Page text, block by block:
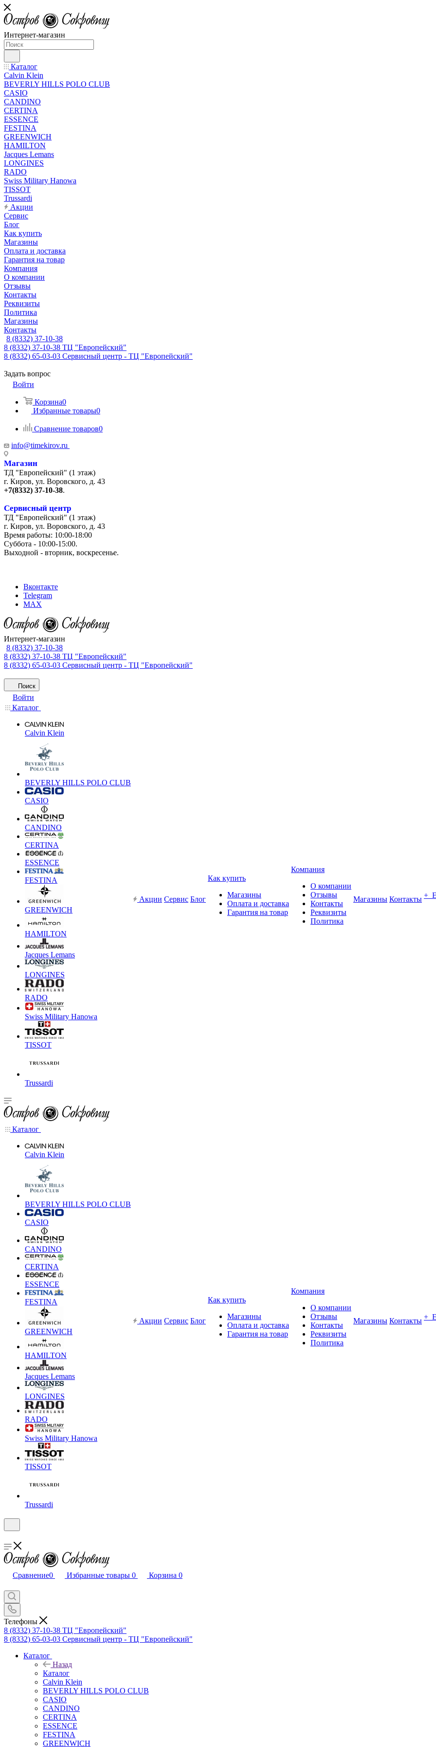
Интернет-магазин
Каталог
Calvin Klein
BEVERLY HILLS POLO CLUB
CASIO
CANDINO
CERTINA
ESSENCE
FESTINA
GREENWICH
HAMILTON
Jacques Lemans
LONGINES
RADO
Swiss Military Hanowa
TISSOT
Trussardi
Акции
Сервис
Блог
Как купить
Магазины
Оплата и доставка
Гарантия на товар
Компания
О компании
Отзывы
Контакты
Реквизиты
Политика
Магазины
Контакты
8 (8332) 37-10-38
8 (8332) 37-10-38 ТЦ "Европейский"
8 (8332) 65-03-03 Сервисный центр - ТЦ "Европейский"
Задать вопрос
Войти
Корзина0
Избранные товары0
Сравнение товаров0
info@timekirov.ru
Магазин
ТД "Европейский" (1 этаж)
г. Киров, ул. Воровского, д. 43
+7(8332) 37-10-38.
Сервисный центр
ТД "Европейский" (1 этаж)
г. Киров, ул. Воровского, д. 43
Время работы: 10:00-18:00
Суббота - 10:00-15:00.
Выходной - вторник, воскресенье.
Вконтакте
Telegram
MAX
Интернет-магазин
8 (8332) 37-10-38
8 (8332) 37-10-38 ТЦ "Европейский"
8 (8332) 65-03-03 Сервисный центр - ТЦ "Европейский"
Поиск
Войти
Каталог
Calvin Klein
BEVERLY HILLS POLO CLUB
CASIO
CANDINO
CERTINA
ESSENCE
FESTINA
GREENWICH
HAMILTON
Jacques Lemans
LONGINES
RADO
Swiss Military Hanowa
TISSOT
Trussardi
Акции Сервис Блог
Как купить
Магазины
Оплата и доставка
Гарантия на товар
Компания
О компании
Отзывы
Контакты
Реквизиты
Политика
Магазины Контакты +
Каталог
Calvin Klein
BEVERLY HILLS POLO CLUB
CASIO
CANDINO
CERTINA
ESSENCE
FESTINA
GREENWICH
HAMILTON
Jacques Lemans
LONGINES
RADO
Swiss Military Hanowa
TISSOT
Trussardi
Акции Сервис Блог
Как купить
Магазины
Оплата и доставка
Гарантия на товар
Компания
О компании
Отзывы
Контакты
Реквизиты
Политика
Магазины Контакты +
Сравнение0 Избранные товары 0 Корзина 0
Телефоны
8 (8332) 37-10-38 ТЦ "Европейский"
8 (8332) 65-03-03 Сервисный центр - ТЦ "Европейский"
Каталог
Назад
Каталог
Calvin Klein
BEVERLY HILLS POLO CLUB
CASIO
CANDINO
CERTINA
ESSENCE
FESTINA
GREENWICH